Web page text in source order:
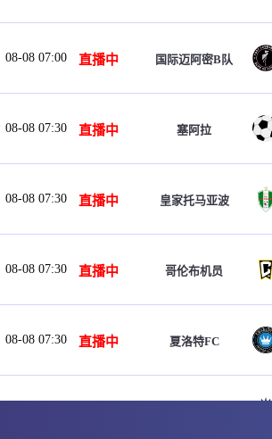
08-08 07:00 直播中 国际迈阿密B队
08-08 07:30 直播中 塞阿拉
08-08 07:30 直播中 皇家托马亚波
08-08 07:30 直播中 哥伦布机员
08-08 07:30 直播中 夏洛特FC